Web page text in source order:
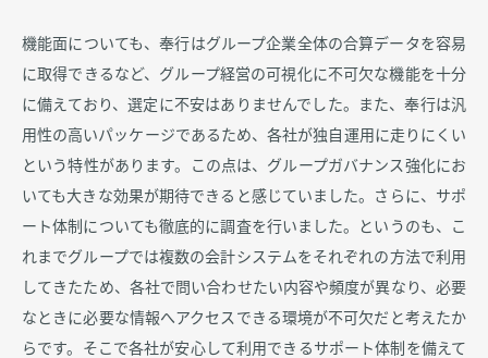
機能面についても、奉行はグループ企業全体の合算データを容易
に取得できるなど、グループ経営の可視化に不可欠な機能を十分
に備えており、選定に不安はありませんでした。また、奉行は汎
用性の高いパッケージであるため、各社が独自運用に走りにくい
という特性があります。この点は、グループガバナンス強化にお
いても大きな効果が期待できると感じていました。さらに、サポ
ート体制についても徹底的に調査を行いました。というのも、こ
れまでグループでは複数の会計システムをそれぞれの方法で利用
してきたため、各社で問い合わせたい内容や頻度が異なり、必要
なときに必要な情報へアクセスできる環境が不可欠だと考えたか
らです。そこで各社が安心して利用できるサポート体制を備えて